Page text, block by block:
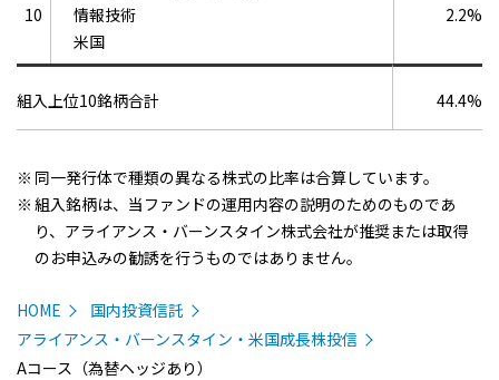
10
情報技術
米国
2.2%
組入上位10銘柄合計 44.4%
同一発行体で種類の異なる株式の比率は合算しています。
組入銘柄は、当ファンドの運用内容の説明のためのものであ
り、アライアンス・バーンスタイン株式会社が推奨または取得
のお申込みの勧誘を行うものではありません。
HOME
国内投資信託
アライアンス・バーンスタイン・米国成長株投信
Aコース（為替ヘッジあり）